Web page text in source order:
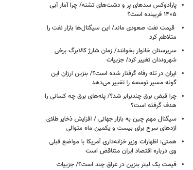
پارادوکس سدهای پر و دشت‌های تشنه/ چرا آمار آبی
۱۴۰۵ فریبنده است؟
قیمت نفت صعودی ماند/ این سیگنال‌ها بازار نفت را
متلاطم کرد
سرپرستان خانوار بخوانند/ زمان شارژ کالابرگ برخی
شهروندان تغییر کرد/ جزییات
ایران در تله رفاه گرفتار شده است؟/ بنزین ارزان این
گونه مسیر توسعه را تغییر می‌دهد
چرا قبض برق چندبرابر شد؟/ پله‌های برق چه کسانی را
هدف گرفته است؟
سیگنال‌ مهم چین به بازار جهانی / افزایش ذخایر طلای
اژدهای سرخ برای بیست و یکمین ماه متوالی
همتی: اظهارات وزیر خزانه‌داری آمریکا با مواضع قبلی
وی درباره اقتصاد ایران متناقض است
قیمت یک لیتر بنزین در عراق چند است؟/ جزییات